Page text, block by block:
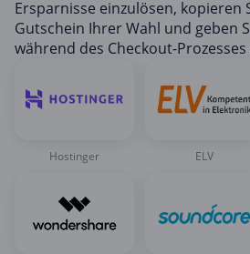
Sport & Freizeit
Urlaub & Reise
Ersparnisse einzulösen, kopieren
Gutschein Ihrer Wahl und geben
während des Checkout-
Hostinger ELV